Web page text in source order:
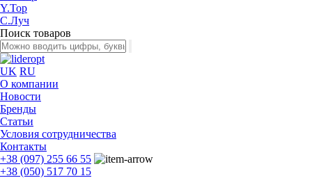
Y.Top
С.Луч
Поиск товаров
UK RU
О компании
Новости
Бренды
Статьи
Условия сотрудничества
Контакты
+38 (097) 255 66 55
+38 (050) 517 70 15